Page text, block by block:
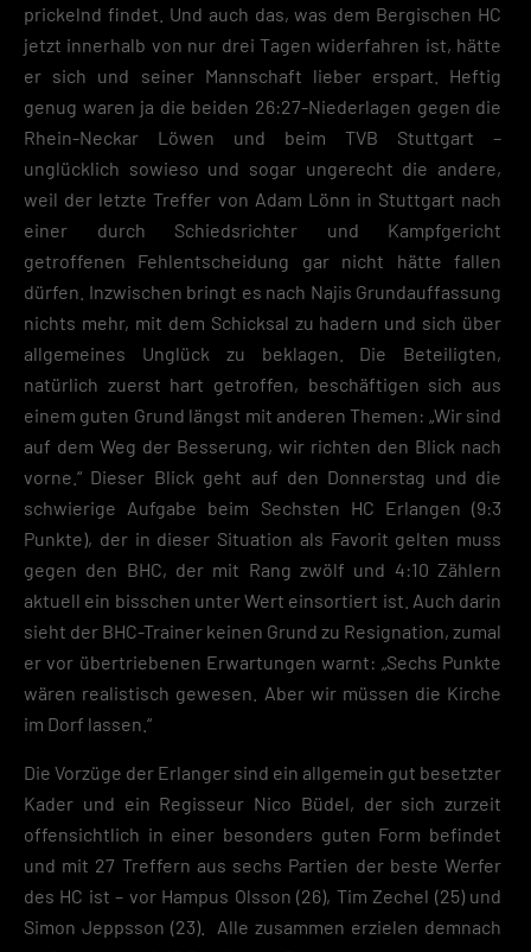
prickelnd findet. Und auch das, was dem Bergischen HC
jetzt innerhalb von nur drei Tagen widerfahren ist, hätte
er sich und seiner Mannschaft lieber erspart. Heftig
genug waren ja die beiden 26:27-Niederlagen gegen die
Rhein-Neckar Löwen und beim TVB Stuttgart –
unglücklich sowieso und sogar ungerecht die andere,
weil der letzte Treffer von Adam Lönn in Stuttgart nach
einer durch Schiedsrichter und Kampfgericht
getroffenen Fehlentscheidung gar nicht hätte fallen
dürfen. Inzwischen bringt es nach Najis Grundauffassung
nichts mehr, mit dem Schicksal zu hadern und sich über
allgemeines Unglück zu beklagen. Die Beteiligten,
natürlich zuerst hart getroffen, beschäftigen sich aus
einem guten Grund längst mit anderen Themen: „Wir sind
auf dem Weg der Besserung, wir richten den Blick nach
vorne.“ Dieser Blick geht auf den Donnerstag und die
schwierige Aufgabe beim Sechsten HC Erlangen (9:3
Punkte), der in dieser Situation als Favorit gelten muss
gegen den BHC, der mit Rang zwölf und 4:10 Zählern
aktuell ein bisschen unter Wert einsortiert ist. Auch darin
sieht der BHC-Trainer keinen Grund zu Resignation, zumal
er vor übertriebenen Erwartungen warnt: „Sechs Punkte
wären realistisch gewesen. Aber wir müssen die Kirche
im Dorf lassen.“
Die Vorzüge der Erlanger sind ein allgemein gut besetzter
Kader und ein Regisseur Nico Büdel, der sich zurzeit
offensichtlich in einer besonders guten Form befindet
und mit 27 Treffern aus sechs Partien der beste Werfer
des HC ist – vor Hampus Olsson (26), Tim Zechel (25) und
Simon Jeppsson (23). Alle zusammen erzielen demnach